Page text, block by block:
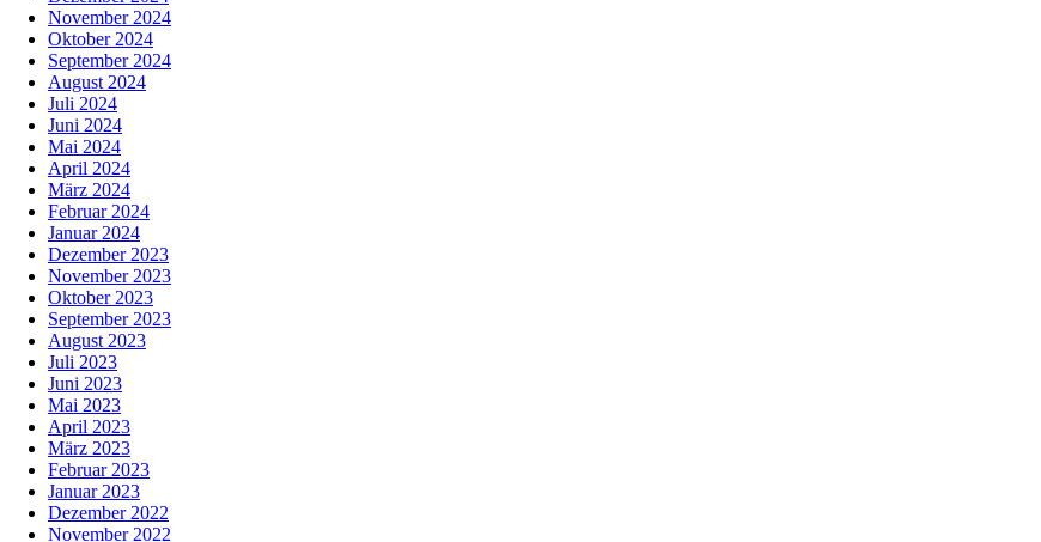
November 2024
Oktober 2024
September 2024
August 2024
Juli 2024
Juni 2024
Mai 2024
April 2024
März 2024
Februar 2024
Januar 2024
Dezember 2023
November 2023
Oktober 2023
September 2023
August 2023
Juli 2023
Juni 2023
Mai 2023
April 2023
März 2023
Februar 2023
Januar 2023
Dezember 2022
November 2022